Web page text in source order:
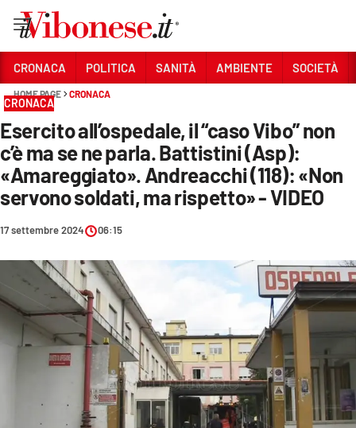
Sezioni
CRONACA
POLITICA
SANITÀ
AMBIENTE
SOCIETÀ
CULTURA
ECONOMIA E LAVORO
EVENTI
CRONACA POLITICA SANITÀ AMBIENTE SOCIETÀ
HOME PAGE CRONACA
CRONACA
Esercito all’ospedale, il “caso Vibo” non
c’è ma se ne parla. Battistini (Asp):
«Amareggiato». Andreacchi (118): «Non
servono soldati, ma rispetto» - VIDEO
17 settembre 2024 06:15